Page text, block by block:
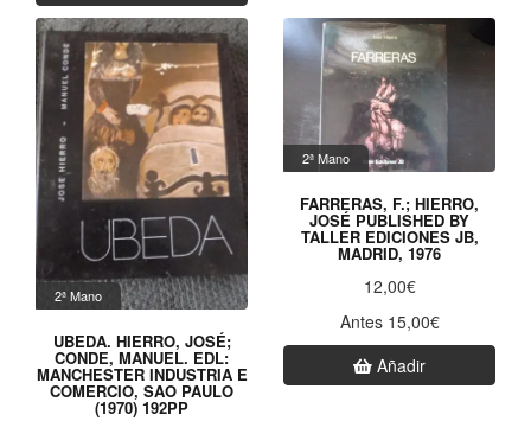
2ª Mano
UBEDA. HIERRO, JOSÉ;
CONDE, MANUEL. EDL:
MANCHESTER INDUSTRIA E
COMERCIO, SAO PAULO
(1970) 192PP
2ª Mano
FARRERAS, F.; HIERRO,
JOSÉ PUBLISHED BY
TALLER EDICIONES JB,
MADRID, 1976
12,00€
Antes 15,00€
Añadir